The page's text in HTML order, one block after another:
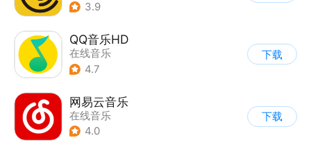
3.9
QQ音乐HD
在线音乐
4.7
下载
网易云音乐
在线音乐
4.0
下载